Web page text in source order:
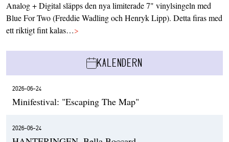
Analog + Digital släpps den nya limiterade 7" vinylsingeln med
Blue For Two (Freddie Wadling och Henryk Lipp). Detta firas med
ett riktigt fint kalas…>
KALENDERN
2026-06-24
Minifestival: "Escaping The Map"
2026-06-24